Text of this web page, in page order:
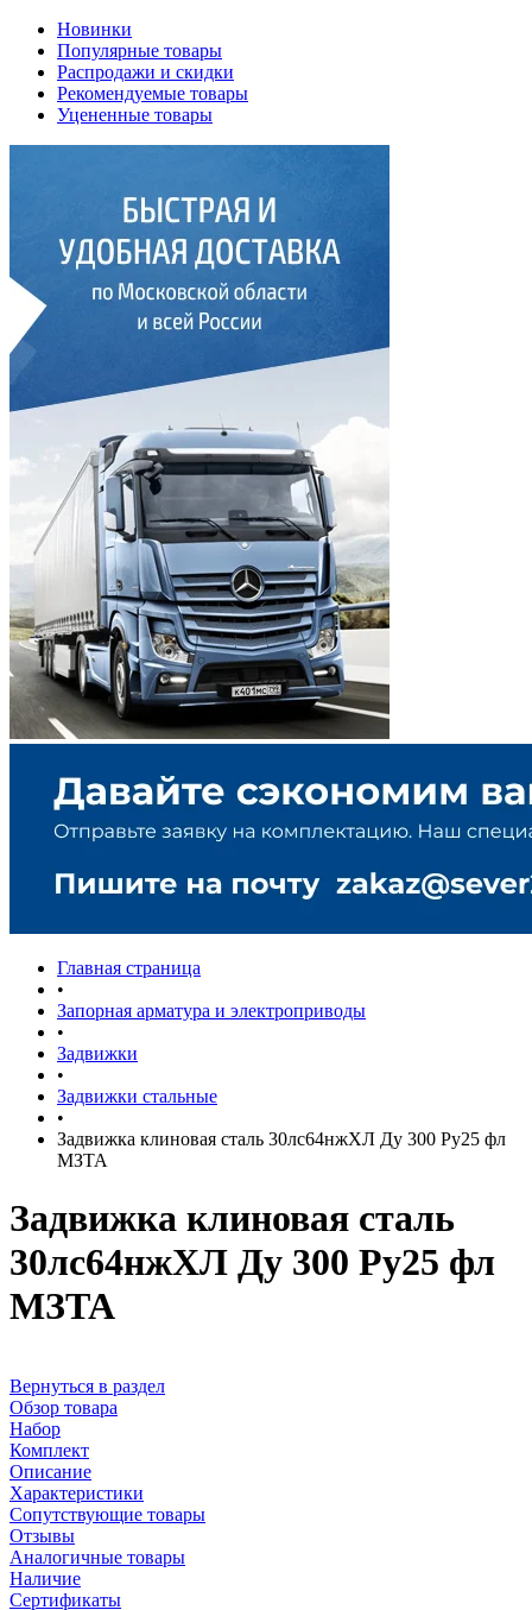
Новинки
Популярные товары
Распродажи и скидки
Рекомендуемые товары
Уцененные товары
Главная страница
•
Запорная арматура и электроприводы
•
Задвижки
•
Задвижки стальные
•
Задвижка клиновая сталь 30лс64нжХЛ Ду 300 Ру25 фл
МЗТА
Задвижка клиновая сталь
30лс64нжХЛ Ду 300 Ру25 фл
МЗТА
Вернуться в раздел
Обзор товара
Набор
Комплект
Описание
Характеристики
Сопутствующие товары
Отзывы
Аналогичные товары
Наличие
Сертификаты